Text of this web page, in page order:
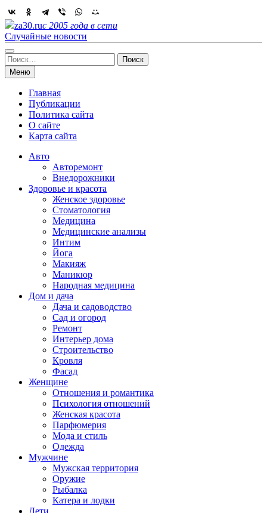
Skip
to
content
za30.ruс 2005 года в сети
Случайные новости
Найти:
Меню
Главная
Публикации
Политика сайта
О сайте
Карта сайта
Авто
Авторемонт
Внедорожники
Здоровье и красота
Женское здоровье
Стоматология
Медицина
Медицинские анализы
Интим
Йога
Макияж
Маникюр
Народная медицина
Дом и дача
Дача и садоводство
Сад и огород
Ремонт
Интерьер дома
Строительство
Кровля
Фасад
Женщине
Отношения и романтика
Психология отношений
Женская красота
Парфюмерия
Мода и стиль
Одежда
Мужчине
Мужская территория
Оружие
Рыбалка
Катера и лодки
Дети